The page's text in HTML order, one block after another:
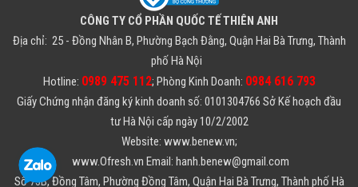
CÔNG TY CỔ PHẦN QUỐC TẾ THIÊN ANH
Địa chỉ: 25 - Đồng Nhân B, Phường Bạch Đằng, Quận Hai Bà Trưng, Thành
phố Hà Nội
Hotline: 0989 475 112; Phòng Kinh Doanh: 0984 616 793
Giấy Chứng nhận đăng ký kinh doanh số: 0101304766 Sở Kế hoạch đầu
tư Hà Nội cấp ngày 10/2/2002
Website: www.benew.vn;
www.Ofresh.vn Email: hanh.benew@gmail.com
Số 73B, Đồng Tâm, Phường Đồng Tâm, Quận Hai Bà Trưng, Thành phố Hà